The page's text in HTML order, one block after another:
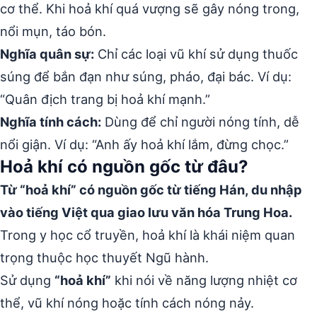
cơ thể. Khi hoả khí quá vượng sẽ gây nóng trong,
nổi mụn, táo bón.
Nghĩa quân sự: Chỉ các loại vũ khí sử dụng thuốc
súng để bắn đạn như súng, pháo, đại bác. Ví dụ:
“Quân địch trang bị hoả khí mạnh.”
Nghĩa tính cách: Dùng để chỉ người nóng tính, dễ
nổi giận. Ví dụ: “Anh ấy hoả khí lắm, đừng chọc.”
Hoả khí có nguồn gốc từ đâu?
Từ “hoả khí” có nguồn gốc từ tiếng Hán, du nhập
vào tiếng Việt qua giao lưu văn hóa Trung Hoa.
Trong y học cổ truyền, hoả khí là khái niệm quan
trọng thuộc học thuyết Ngũ hành.
Sử dụng “hoả khí” khi nói về năng lượng nhiệt cơ
thể, vũ khí nóng hoặc tính cách nóng nảy.